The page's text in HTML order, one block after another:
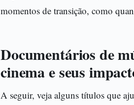
momentos de transição, como
Documentários de
cinema e seus
A seguir, veja alguns títulos que